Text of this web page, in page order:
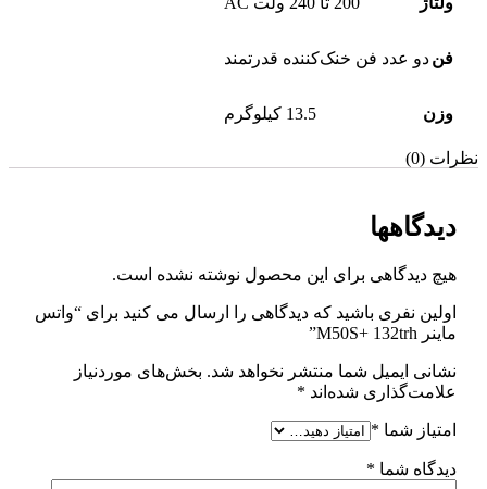
فندو عدد فن خنک‌کننده قدرتمند
وزن 13.5 کیلوگرم
نظرات (0)
دیدگاهها
هیچ دیدگاهی برای این محصول نوشته نشده است.
اولین نفری باشید که دیدگاهی را ارسال می کنید برای “واتس
ماینر M50S+ 132trh”
نشانی ایمیل شما منتشر نخواهد شد. بخش‌های موردنیاز
علامت‌گذاری شده‌اند *
امتیاز شما *
دیدگاه شما *